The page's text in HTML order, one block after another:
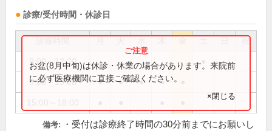
診療/受付時間・休診日
祝
9:00～12:30
9:00～13:00 ● ● ● ●
お盆(8月中旬)は休診・休業の場合があります。来院前
に必ず医療機関に直接ご確認ください。
×閉じる
備考:
・受付は診療終了時間の30分前までにお願いし